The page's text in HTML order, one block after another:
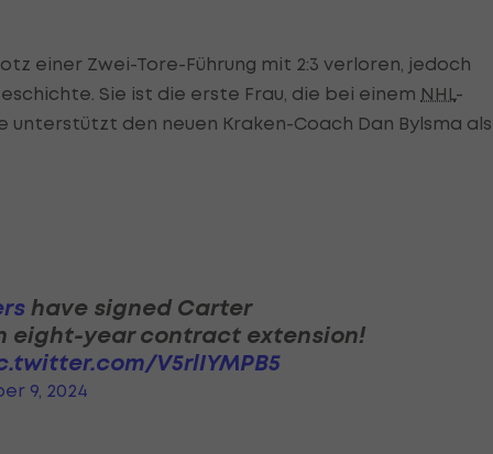
einer Zwei-Tore-Führung mit 2:3 verloren, jedoch
Sie ist die erste Frau, die bei einem NHL-
den neuen Kraken-Coach Dan Bylsma als
have signed Carter
eight-year contract extension!
V5rlIYMPB5
9, 2024